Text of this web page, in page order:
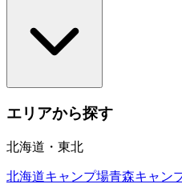
エリアから探す
北海道・東北
北海道キャンプ場青森キャン